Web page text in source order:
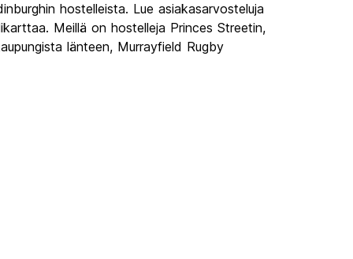
hostelleista. Lue asiakasarvosteluja
Meillä on hostelleja Princes Streetin,
länteen, Murrayfield Rugby